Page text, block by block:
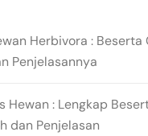
Herbivora :
Penjelasannya
Hewan : Lengkap
dan Penjelasan